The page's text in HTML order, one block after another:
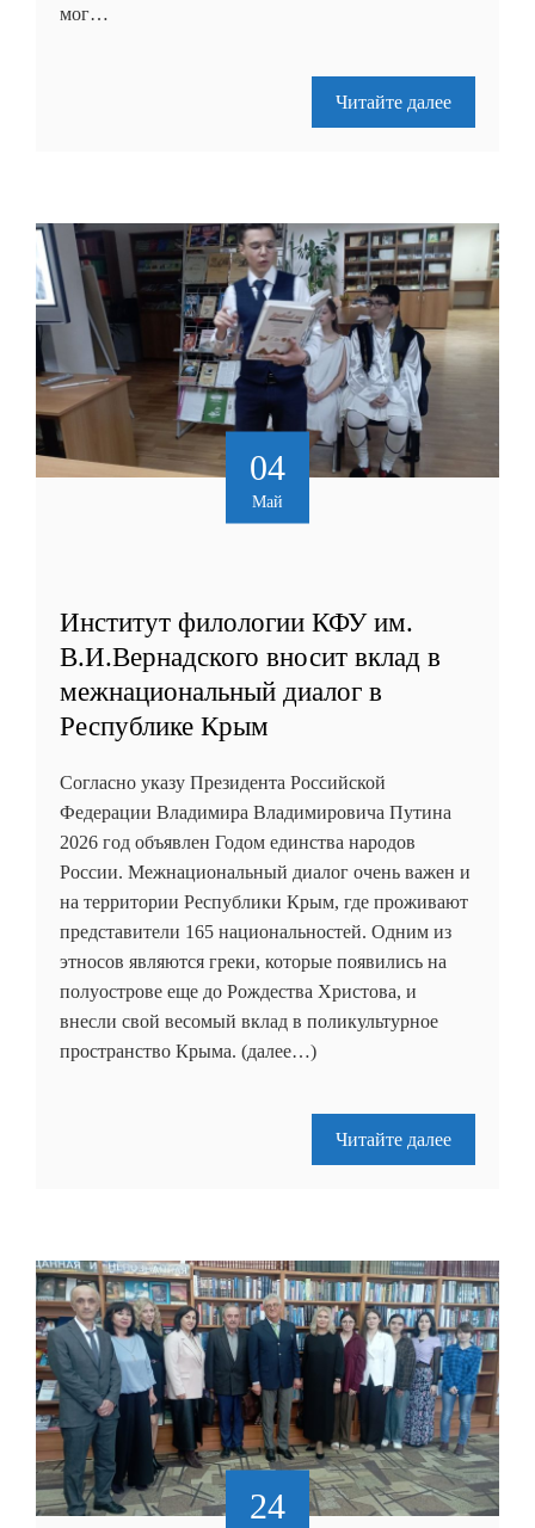
мог…
Читайте далее
04
Май
Институт филологии КФУ им.
В.И.Вернадского вносит вклад в
межнациональный диалог в
Республике Крым
Согласно указу Президента Российской
Федерации Владимира Владимировича Путина
2026 год объявлен Годом единства народов
России. Межнациональный диалог очень важен и
на территории Республики Крым, где проживают
представители 165 национальностей. Одним из
этносов являются греки, которые появились на
полуострове еще до Рождества Христова, и
внесли свой весомый вклад в поликультурное
пространство Крыма. (далее…)
Читайте далее
24